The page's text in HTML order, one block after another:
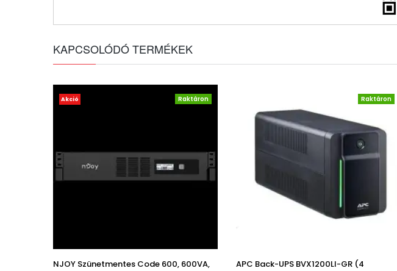
KAPCSOLÓDÓ TERMÉKEK
Akció Raktáron
NJOY Szünetmentes Code 600, 600VA,
Raktáron
APC Back-UPS BVX1200LI-GR (4